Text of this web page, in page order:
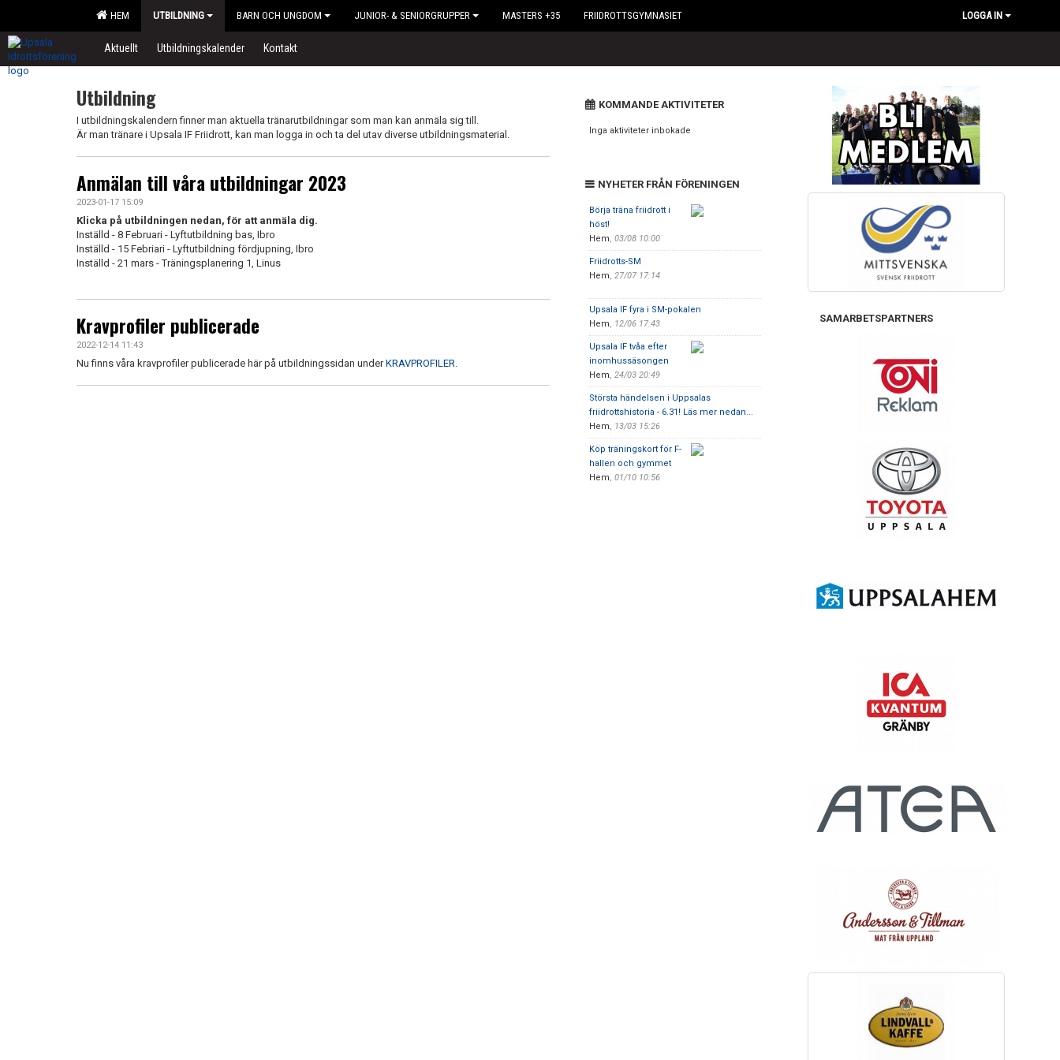
HEM UTBILDNING BARN OCH UNGDOM JUNIOR- & SENIORGRUPPER MASTERS +35 FRIIDROTTSGYMNASIET LOGGA IN
Aktuellt Utbildningskalender Kontakt
Utbildning
I utbildningskalendern finner man aktuella tränarutbildningar som man kan anmäla sig till.
Är man tränare i Upsala IF Friidrott, kan man logga in och ta del utav diverse utbildningsmaterial.
Anmälan till våra utbildningar 2023
2023-01-17 15:09
Klicka på utbildningen nedan, för att anmäla dig.
Inställd - 8 Februari - Lyftutbildning bas, Ibro
Inställd - 15 Febriari - Lyftutbildning fördjupning, Ibro
Inställd - 21 mars - Träningsplanering 1, Linus
Kravprofiler publicerade
2022-12-14 11:43
Nu finns våra kravprofiler publicerade här på utbildningssidan underKRAVPROFILER.
KOMMANDE AKTIVITETER
Inga aktiviteter inbokade
NYHETER FRÅN FÖRENINGEN
Börja träna friidrott i
höst!
Hem, 03/08 10:00
Friidrotts-SM
Hem, 27/07 17:14
Upsala IF fyra i SM-pokalen
Hem, 12/06 17:43
Upsala IF tvåa efter
inomhussäsongen
Hem, 24/03 20:49
Största händelsen i Uppsalas
friidrottshistoria - 6.31! Läs mer nedan...
Hem, 13/03 15:26
Köp träningskort för F-
hallen och gymmet
Hem, 01/10 10:56
SAMARBETSPARTNERS